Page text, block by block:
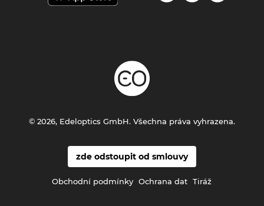
zde odstoupit od smlouvy
Obchodní podmínky Ochrana dat Tiráž
© 2026, Edeloptics GmbH. Všechna práva vyhrazena.